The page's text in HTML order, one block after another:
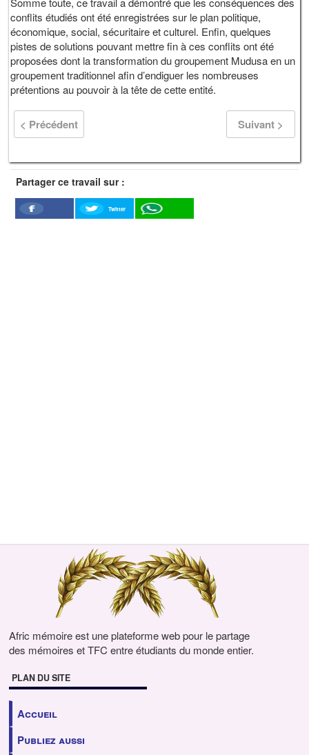
conflits étudiés ont été enregistrées sur le plan politique,
économique, social, sécuritaire et culturel. Enfin, quelques
pistes de solutions pouvant mettre fin à ces conflits ont été
proposées dont la transformation du groupement Mudusa en un
groupement traditionnel afin d’endiguer les nombreuses
prétentions au pouvoir à la tête de cette entité.
< Précédent Suivant >
Partager ce travail sur :
Facebook
Twitter
Afric mémoire est une plateforme web pour le partage
des mémoires et TFC entre étudiants du monde entier.
PLAN DU SITE
Accueil
Publiez aussi